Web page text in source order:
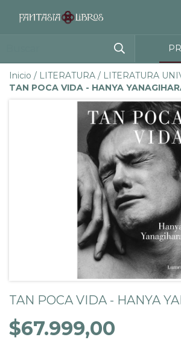
Inicio / LITERATURA / LITERATURA
TAN POCA VIDA - HANYA
TAN POCA VIDA - HANYA
$67.999,00